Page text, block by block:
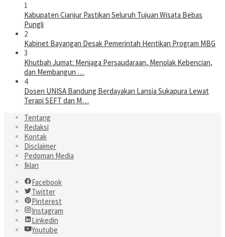
1
Kabupaten Cianjur Pastikan Seluruh Tujuan Wisata Bebas
Pungli
2
Kabinet Bayangan Desak Pemerintah Hentikan Program MBG
3
Khutbah Jumat: Menjaga Persaudaraan, Menolak Kebencian,
dan Membangun …
4
Dosen UNISA Bandung Berdayakan Lansia Sukapura Lewat
Terapi SEFT dan M…
Tentang
Redaksi
Kontak
Disclaimer
Pedoman Media
Iklan
Facebook
Twitter
Pinterest
Instagram
Linkedin
Youtube